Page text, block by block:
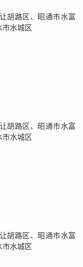
胡路区、昭通市水富
市水城区
胡路区、昭通市水富
市水城区
胡路区、昭通市水富
市水城区